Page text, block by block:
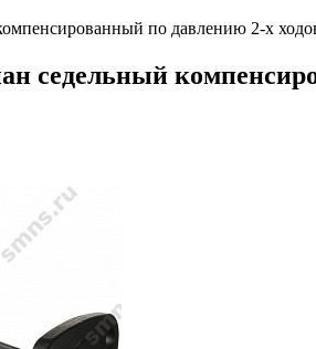
по давлению 2-х
седельный